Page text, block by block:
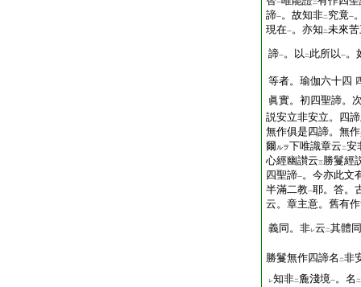
一 二
諦一。故知非二 究竟一
現在一。亦知 二未來
諦一。以 二 此所以一。
等者。瑜伽六十四
眞實。初四聖諦。
説安立非安立。四
無作俱是四諦。無
爾ルヲ下唯識章云 二安
心經幽讃云三勝鬘經
四聖諦一。今亦此文
半滿二教一耶。答。
云。章主意。舊有
義同。非レ云 二其體同
勝鬘無作四諦名 二非
レ知非二麁淺境一。名 二